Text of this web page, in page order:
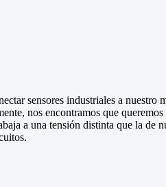
sensores industriales a
nos encontramos que
a una tensión distinta que la